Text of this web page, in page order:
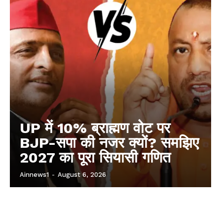
UP में 10% ब्राह्मण वोट पर
BJP-सपा की नजर क्यों? समझिए
2027 का पूरा सियासी गणित
Ainnews1 - August 6, 2026